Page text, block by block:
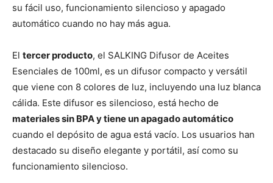
su fácil uso, funcionamiento silencioso y apagado
automático cuando no hay más agua.
El tercer producto, el SALKING Difusor de Aceites
Esenciales de 100ml, es un difusor compacto y versátil
que viene con 8 colores de luz, incluyendo una luz blanca
cálida. Este difusor es silencioso, está hecho de
materiales sin BPA y tiene un apagado automático
cuando el depósito de agua está vacío. Los usuarios han
destacado su diseño elegante y portátil, así como su
funcionamiento silencioso.